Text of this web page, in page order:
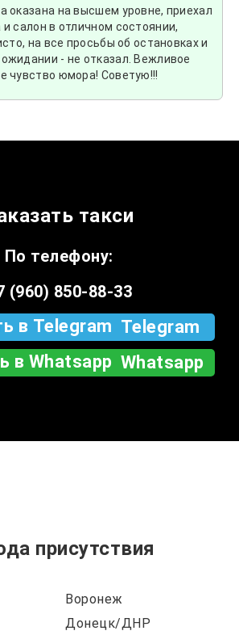
оказана на высшем уровне, приехал
салон в отличном состоянии,
на все просьбы об остановках и
- не отказал. Вежливое
чувство юмора! Советую!!!
такси
По телефону:
(960) 850-88-33
Telegram
Whatsapp
присутствия
Воронеж
Донецк/ДНР